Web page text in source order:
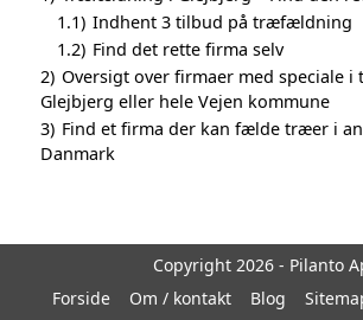
1.1) Indhent 3 tilbud på træfældning
1.2) Find det rette firma selv
2) Oversigt over firmaer med speciale
Glejbjerg eller hele Vejen kommune
3) Find et firma der kan fælde træer i
Danmark
Copyright 2026 - Pilanto
Forside
Om / kontakt Blog